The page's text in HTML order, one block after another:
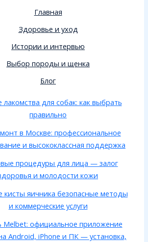
Главная
Здоровье и уход
Истории и интервью
Выбор породы и щенка
Блог
для собак: как выбрать
правильно
в Москве: профессиональное
и высококлассная поддержка
процедуры для лица — залог
и молодости кожи
кисты яичника безопасные методы
и коммерческие услуги
Melbet: официальное приложение
Android, iPhone и ПК — установка,